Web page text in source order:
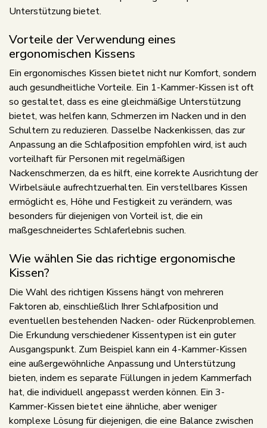
Unterstützung bietet.
Vorteile der Verwendung eines
ergonomischen Kissens
Ein ergonomisches Kissen bietet nicht nur Komfort, sondern
auch gesundheitliche Vorteile. Ein 1-Kammer-Kissen ist oft
so gestaltet, dass es eine gleichmäßige Unterstützung
bietet, was helfen kann, Schmerzen im Nacken und in den
Schultern zu reduzieren. Dasselbe Nackenkissen, das zur
Anpassung an die Schlafposition empfohlen wird, ist auch
vorteilhaft für Personen mit regelmäßigen
Nackenschmerzen, da es hilft, eine korrekte Ausrichtung der
Wirbelsäule aufrechtzuerhalten. Ein verstellbares Kissen
ermöglicht es, Höhe und Festigkeit zu verändern, was
besonders für diejenigen von Vorteil ist, die ein
maßgeschneidertes Schlaferlebnis suchen.
Wie wählen Sie das richtige ergonomische
Kissen?
Die Wahl des richtigen Kissens hängt von mehreren
Faktoren ab, einschließlich Ihrer Schlafposition und
eventuellen bestehenden Nacken- oder Rückenproblemen.
Die Erkundung verschiedener Kissentypen ist ein guter
Ausgangspunkt. Zum Beispiel kann ein 4-Kammer-Kissen
eine außergewöhnliche Anpassung und Unterstützung
bieten, indem es separate Füllungen in jedem Kammerfach
hat, die individuell angepasst werden können. Ein 3-
Kammer-Kissen bietet eine ähnliche, aber weniger
komplexe Lösung für diejenigen, die eine Balance zwischen